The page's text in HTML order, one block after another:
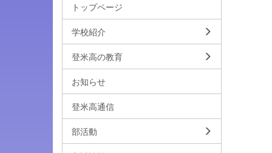
トップページ
学校紹介
登米高の教育
お知らせ
登米高通信
部活動